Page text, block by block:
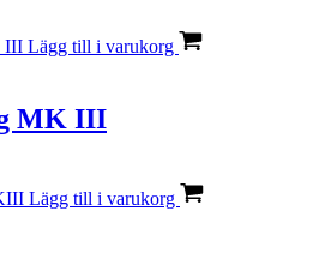
Lägg till i varukorg
MK III
Lägg till i varukorg